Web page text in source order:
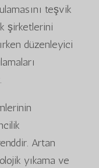
teşvik
şirketlerini
düzenleyici
Artan
yıkama ve